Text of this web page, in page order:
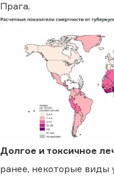
Прага.
Долгое и токсичное
ранее, некоторые виды